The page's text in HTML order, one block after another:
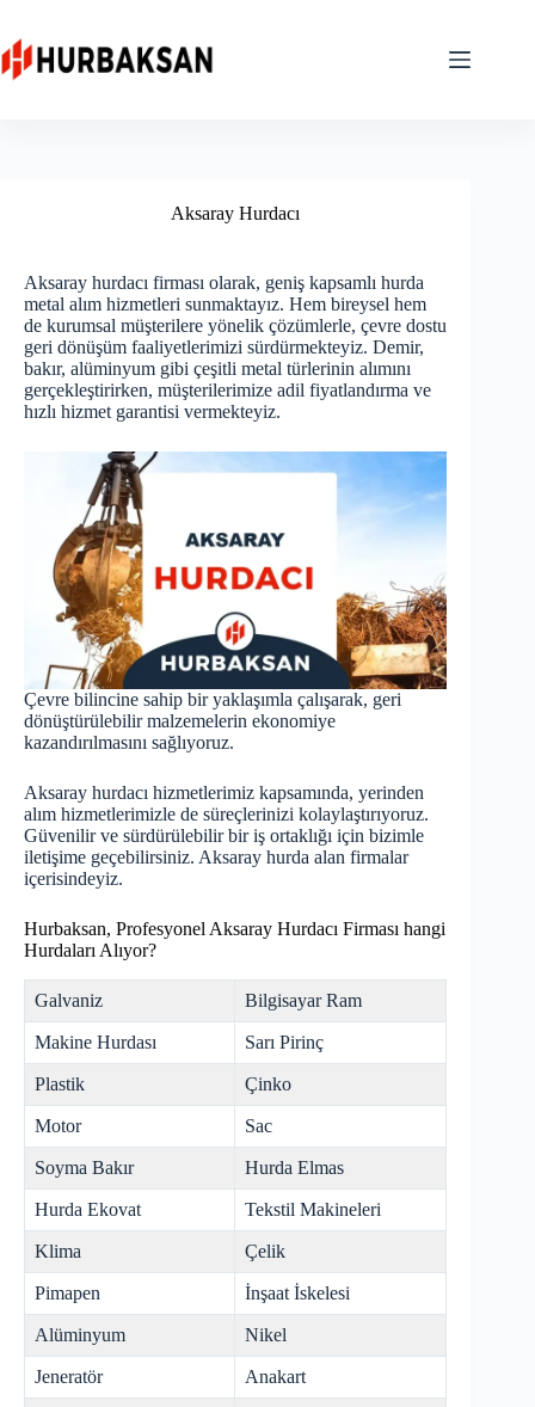
content
Aksaray Hurdacı
Aksaray hurdacı firması olarak, geniş kapsamlı hurda
metal alım hizmetleri sunmaktayız. Hem bireysel hem
de kurumsal müşterilere yönelik çözümlerle, çevre dostu
geri dönüşüm faaliyetlerimizi sürdürmekteyiz. Demir,
bakır, alüminyum gibi çeşitli metal türlerinin alımını
gerçekleştirirken, müşterilerimize adil fiyatlandırma ve
hızlı hizmet garantisi vermekteyiz.
Çevre bilincine sahip bir yaklaşımla çalışarak, geri
dönüştürülebilir malzemelerin ekonomiye
kazandırılmasını sağlıyoruz.
Aksaray hurdacı hizmetlerimiz kapsamında, yerinden
alım hizmetlerimizle de süreçlerinizi kolaylaştırıyoruz.
Güvenilir ve sürdürülebilir bir iş ortaklığı için bizimle
iletişime geçebilirsiniz. Aksaray hurda alan firmalar
içerisindeyiz.
Hurbaksan, Profesyonel Aksaray Hurdacı Firması hangi
Hurdaları Alıyor?
Galvaniz Bilgisayar Ram
Makine Hurdası Sarı Pirinç
Plastik Çinko
Motor Sac
Soyma Bakır Hurda Elmas
Hurda Ekovat Tekstil Makineleri
Klima Çelik
Pimapen İnşaat İskelesi
Alüminyum Nikel
Jeneratör Anakart